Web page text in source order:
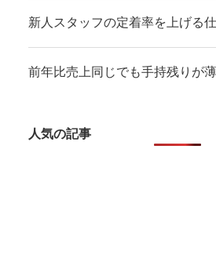
新人スタッフの定着率を上げる
前年比売上同じでも手持残りが
人気の記事